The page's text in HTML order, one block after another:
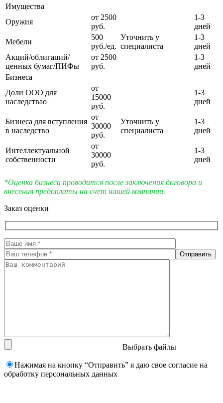
Имущества
Оружия
от 2500
руб.
Уточнить у
специалиста
1-3
дней
Мебели
500
руб./ед.
1-3
дней
Акций/облигаций/
ценных бумаг/ПИФы
от 2500
руб.
1-3
дней
Бизнеса
Доли ООО для
наследствао
от
15000
руб.
Уточнить у
специалиста
1-3
дней
Бизнеса для вступления
в наследство
от
30000
руб.
1-3
дней
Интеллектуальной
собственности
от
30000
руб.
1-3
дней
*Оценка бизнеса проводится после заключения договора и
внесения предоплаты на счет нашей компании.
Заказ оценки
Выбрать файлы
Нажимая на кнопку “Отправить” я даю свое согласие на
обработку персональных данных